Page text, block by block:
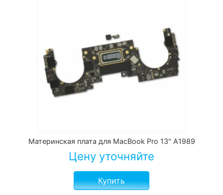
Материнская плата для MacBook Pro 13" A1989
Цену уточняйте
Купить